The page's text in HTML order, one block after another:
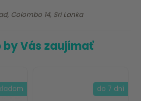
Colombo 14, Sri Lanka
by Vás zaujímať
do 7 dní